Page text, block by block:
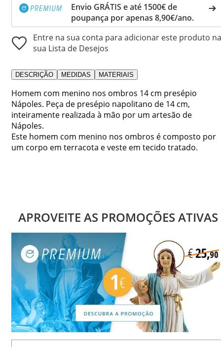
Envio GRÁTIS e até 1500€ de
poupança por apenas 8,90€/ano.
Entre na sua conta para adicionar este produto na
sua Lista de Desejos
DESCRIÇÃO MEDIDAS MATERIAIS
Homem com menino nos ombros 14 cm presépio
Nápoles. Peça de presépio napolitano de 14 cm,
inteiramente realizada à mão por um artesão de
Nápoles.
Este homem com menino nos ombros é composto por
um corpo em terracota e veste em tecido tratado.
APROVEITE AS PROMOÇÕES ATIVAS